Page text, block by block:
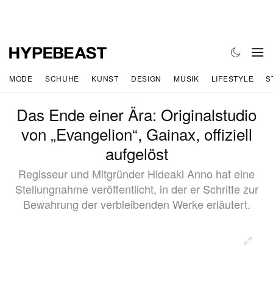
MODE SCHUHE KUNST DESIGN MUSIK LIFESTYLE
Das Ende einer Ära: Originalstudio
von „Evangelion“, Gainax, offiziell
aufgelöst
Regisseur und Mitgründer Hideaki Anno hat eine
Stellungnahme veröffentlicht, in der er Schritte zur
Bewahrung der verbleibenden Werke erläutert.